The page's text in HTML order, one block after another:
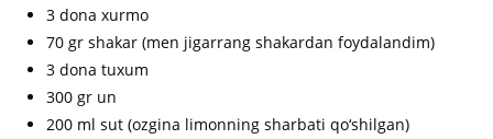
3 dona xurmo
70 gr shakar (men jigarrang shakardan foydalandim)
3 dona tuxum
300 gr un
200 ml sut (ozgina limonning sharbati qo‘shilgan)